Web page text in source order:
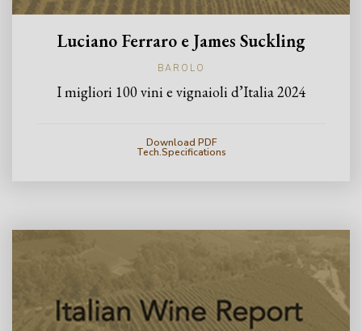
Luciano Ferraro e James Suckling
BAROLO
I migliori 100 vini e vignaioli d’Italia 2024
Download PDF
Tech.Specifications